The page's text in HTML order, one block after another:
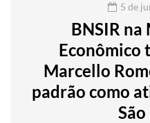
5 de
BNSIR
Econômico
Marcello
padrão como